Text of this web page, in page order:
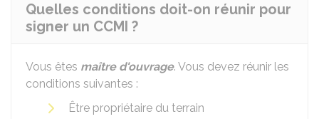
Quelles conditions doit-on réunir pour
signer un CCMI ?
Vous êtes maître d'ouvrage. Vous devez réunir les
conditions suivantes :
Être propriétaire du terrain